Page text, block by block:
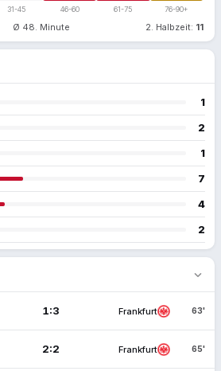
31-45 46-60 61-75 76-90+
Ø 48. Minute 2. Halbzeit: 11
1
2
1
7
4
2
expand_more
1:3 Frankfurt 63'
2:2 Frankfurt 65'